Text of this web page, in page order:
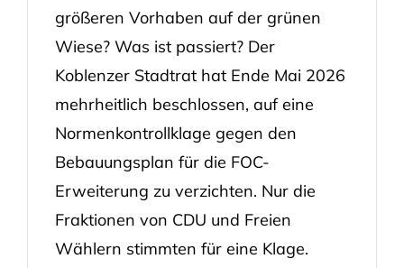
größeren Vorhaben auf der grünen
Wiese? Was ist passiert? Der
Koblenzer Stadtrat hat Ende Mai 2026
mehrheitlich beschlossen, auf eine
Normenkontrollklage gegen den
Bebauungsplan für die FOC-
Erweiterung zu verzichten. Nur die
Fraktionen von CDU und Freien
Wählern stimmten für eine Klage.